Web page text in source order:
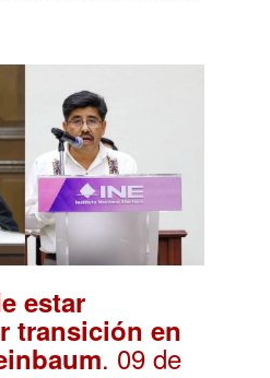
estar
transición en
. 09 de